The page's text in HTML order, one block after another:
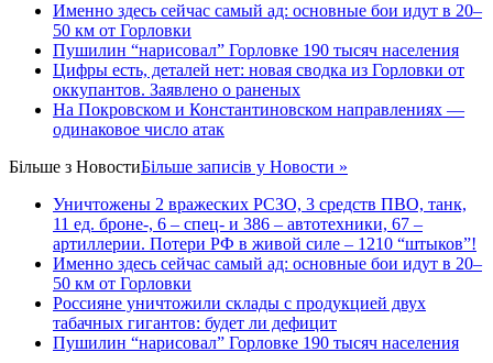
Именно здесь сейчас самый ад: основные бои идут в 20–
50 км от Горловки
Пушилин “нарисовал” Горловке 190 тысяч населения
Цифры есть, деталей нет: новая сводка из Горловки от
оккупантов. Заявлено о раненых
На Покровском и Константиновском направлениях —
одинаковое число атак
Більше з НовостиБільше записів у Новости »
Уничтожены 2 вражеских РСЗО, 3 средств ПВО, танк,
11 ед. броне-, 6 – спец- и 386 – автотехники, 67 –
артиллерии. Потери РФ в живой силе – 1210 “штыков”!
Именно здесь сейчас самый ад: основные бои идут в 20–
50 км от Горловки
Россияне уничтожили склады с продукцией двух
табачных гигантов: будет ли дефицит
Пушилин “нарисовал” Горловке 190 тысяч населения